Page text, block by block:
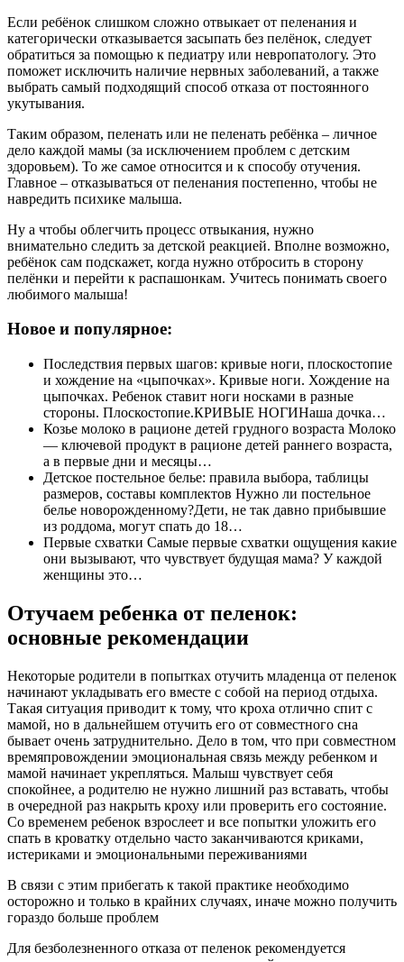
Если ребёнок слишком сложно отвыкает от пеленания и
категорически отказывается засыпать без пелёнок, следует
обратиться за помощью к педиатру или невропатологу. Это
поможет исключить наличие нервных заболеваний, а также
выбрать самый подходящий способ отказа от постоянного
укутывания.
Таким образом, пеленать или не пеленать ребёнка – личное
дело каждой мамы (за исключением проблем с детским
здоровьем). То же самое относится и к способу отучения.
Главное – отказываться от пеленания постепенно, чтобы не
навредить психике малыша.
Ну а чтобы облегчить процесс отвыкания, нужно
внимательно следить за детской реакцией. Вполне возможно,
ребёнок сам подскажет, когда нужно отбросить в сторону
пелёнки и перейти к распашонкам. Учитесь понимать своего
любимого малыша!
Новое и популярное:
Последствия первых шагов: кривые ноги, плоскостопие
и хождение на «цыпочках». Кривые ноги. Хождение на
цыпочках. Ребенок ставит ноги носками в разные
стороны. Плоскостопие.КРИВЫЕ НОГИНаша дочка…
Козье молоко в рационе детей грудного возраста Молоко
— ключевой продукт в рационе детей раннего возраста,
а в первые дни и месяцы…
Детское постельное белье: правила выбора, таблицы
размеров, составы комплектов Нужно ли постельное
белье новорожденному?Дети, не так давно прибывшие
из роддома, могут спать до 18…
Первые схватки Самые первые схватки ощущения какие
они вызывают, что чувствует будущая мама? У каждой
женщины это…
Отучаем ребенка от пеленок:
основные рекомендации
Некоторые родители в попытках отучить младенца от пеленок
начинают укладывать его вместе с собой на период отдыха.
Такая ситуация приводит к тому, что кроха отлично спит с
мамой, но в дальнейшем отучить его от совместного сна
бывает очень затруднительно. Дело в том, что при совместном
времяпровождении эмоциональная связь между ребенком и
мамой начинает укрепляться. Малыш чувствует себя
спокойнее, а родителю не нужно лишний раз вставать, чтобы
в очередной раз накрыть кроху или проверить его состояние.
Со временем ребенок взрослеет и все попытки уложить его
спать в кроватку отдельно часто заканчиваются криками,
истериками и эмоциональными переживаниями
В связи с этим прибегать к такой практике необходимо
осторожно и только в крайних случаях, иначе можно получить
гораздо больше проблем
Для безболезненного отказа от пеленок рекомендуется